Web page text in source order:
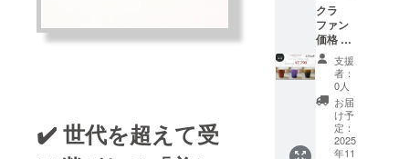
✔️ 世代を超えて受
クラ
ファン
価格 セ
ンテネ
コップ
（漆
コッ
プ） 直
径×高さ
(mm):7
3×90
支援
者：
0人
お届
け予
定：
2025
年11